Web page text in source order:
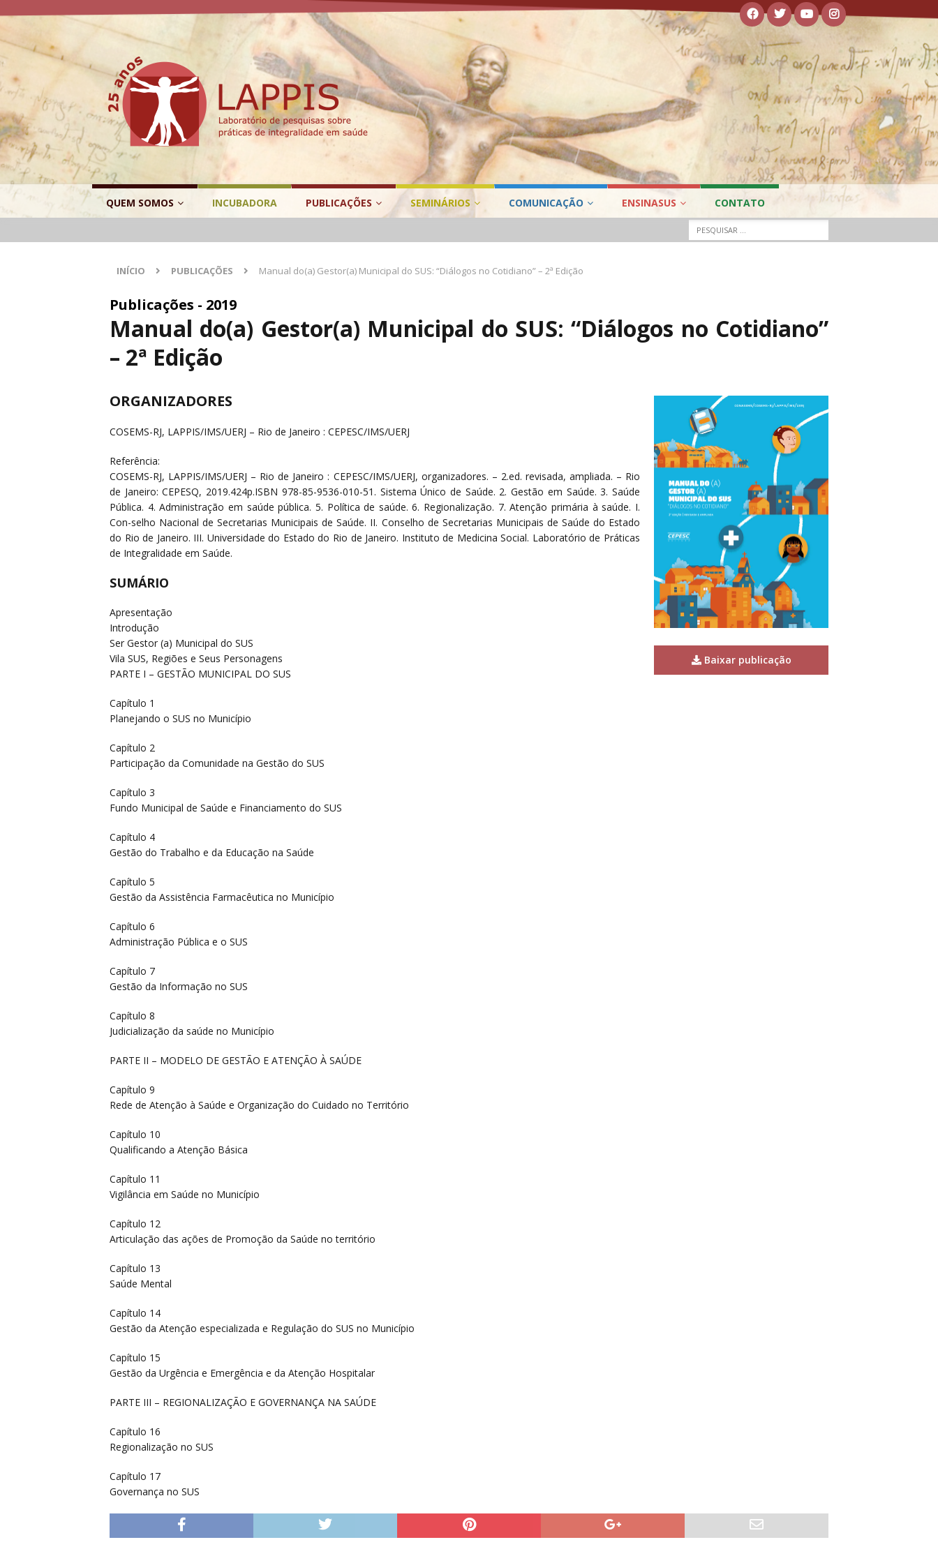
QUEM SOMOS INCUBADORA PUBLICAÇÕES SEMINÁRIOS COMUNICAÇÃO ENSINASUS CONTATO
INÍCIO PUBLICAÇÕES Manual do(a) Gestor(a) Municipal do SUS: “Diálogos no Cotidiano” – 2ª Edição
Publicações - 2019
Manual do(a) Gestor(a) Municipal do SUS: “Diálogos no Cotidiano”
– 2ª Edição
Baixar publicação
ORGANIZADORES
COSEMS-RJ, LAPPIS/IMS/UERJ – Rio de Janeiro : CEPESC/IMS/UERJ
Referência:
COSEMS-RJ, LAPPIS/IMS/UERJ – Rio de Janeiro : CEPESC/IMS/UERJ, organizadores. – 2.ed. revisada, ampliada. – Rio
de Janeiro: CEPESQ, 2019.424p.ISBN 978-85-9536-010-51. Sistema Único de Saúde. 2. Gestão em Saúde. 3. Saúde
Pública. 4. Administração em saúde pública. 5. Política de saúde. 6. Regionalização. 7. Atenção primária à saúde. I.
Con-selho Nacional de Secretarias Municipais de Saúde. II. Conselho de Secretarias Municipais de Saúde do Estado
do Rio de Janeiro. III. Universidade do Estado do Rio de Janeiro. Instituto de Medicina Social. Laboratório de Práticas
de Integralidade em Saúde.
SUMÁRIO
Apresentação
Introdução
Ser Gestor (a) Municipal do SUS
Vila SUS, Regiões e Seus Personagens
PARTE I – GESTÃO MUNICIPAL DO SUS
Capítulo 1
Planejando o SUS no Município
Capítulo 2
Participação da Comunidade na Gestão do SUS
Capítulo 3
Fundo Municipal de Saúde e Financiamento do SUS
Capítulo 4
Gestão do Trabalho e da Educação na Saúde
Capítulo 5
Gestão da Assistência Farmacêutica no Município
Capítulo 6
Administração Pública e o SUS
Capítulo 7
Gestão da Informação no SUS
Capítulo 8
Judicialização da saúde no Município
PARTE II – MODELO DE GESTÃO E ATENÇÃO À SAÚDE
Capítulo 9
Rede de Atenção à Saúde e Organização do Cuidado no Território
Capítulo 10
Qualificando a Atenção Básica
Capítulo 11
Vigilância em Saúde no Município
Capítulo 12
Articulação das ações de Promoção da Saúde no território
Capítulo 13
Saúde Mental
Capítulo 14
Gestão da Atenção especializada e Regulação do SUS no Município
Capítulo 15
Gestão da Urgência e Emergência e da Atenção Hospitalar
PARTE III – REGIONALIZAÇÃO E GOVERNANÇA NA SAÚDE
Capítulo 16
Regionalização no SUS
Capítulo 17
Governança no SUS